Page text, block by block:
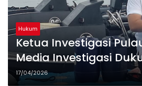
Hukum
Ketua Investigasi
Media Investigasi
Tua Sikat Korupsi di
17/04/2026